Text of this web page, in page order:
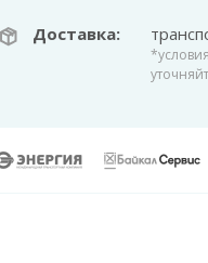
Доставка: